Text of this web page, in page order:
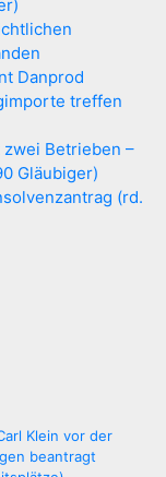
Danprod
treffen
Betrieben –
Gläubiger)
(rd.
Klein vor der
beantragt